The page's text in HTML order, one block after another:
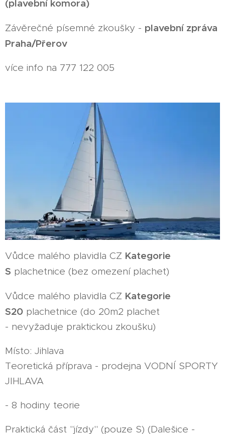
(plavební komora)
Závěrečné písemné zkoušky - plavební zpráva
Praha/Přerov
více info na 777 122 005
Vůdce malého plavidla CZ Kategorie
S plachetnice (bez omezení plachet)
Vůdce malého plavidla CZ Kategorie
S20 plachetnice (do 20m2 plachet
- nevyžaduje praktickou zkoušku)
Místo: Jihlava
Teoretická příprava - prodejna VODNÍ SPORTY
JIHLAVA
- 8 hodiny teorie
Praktická část "jízdy" (pouze S) (Dalešice -